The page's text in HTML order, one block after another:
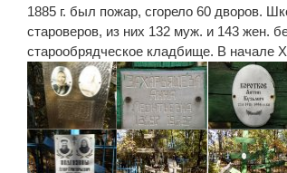
1885 г. был пожар, сгорело 60 дворов.
староверов, из них 132 муж. и 143 жен.
старообрядческое кладбище. В начале